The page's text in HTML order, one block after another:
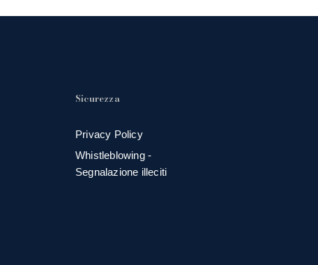
Sicurezza
Privacy Policy
Whistleblowing -
Segnalazione illeciti